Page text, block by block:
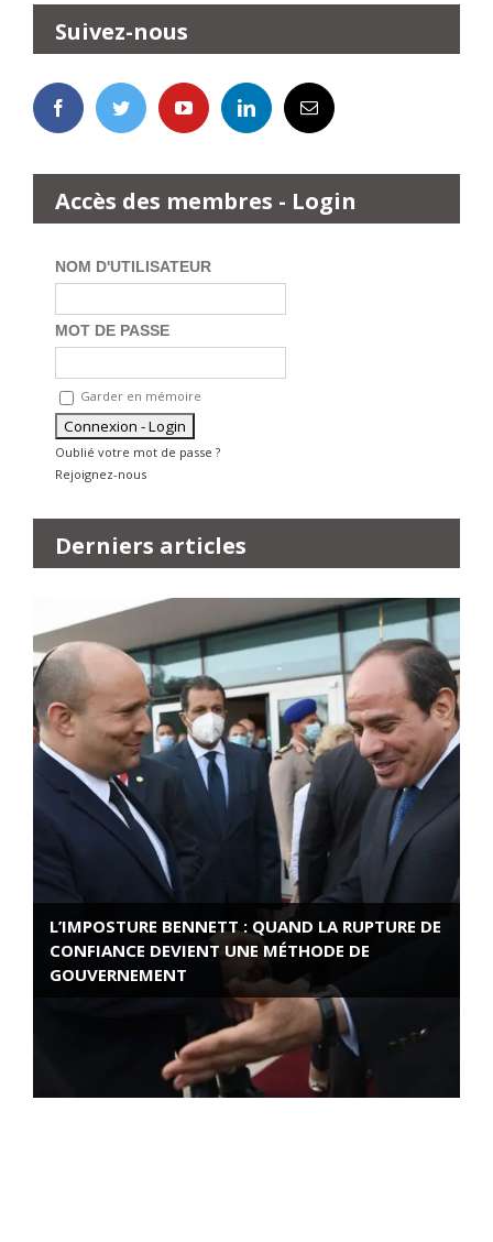
Suivez-nous
Accès des membres - Login
NOM D'UTILISATEUR
MOT DE PASSE
Garder en mémoire
Oublié votre mot de passe ?
Rejoignez-nous
Derniers articles
L’IMPOSTURE BENNETT : QUAND LA RUPTURE DE
CONFIANCE DEVIENT UNE MÉTHODE DE
GOUVERNEMENT
ROSE VALLAND, HEROÏNE DE LA RESISTANCE